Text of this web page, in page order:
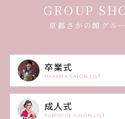
GROUP
京都さがの館グル
卒業式
HAKAMA SALON LIST
成人式
FURISODE SALON LIST